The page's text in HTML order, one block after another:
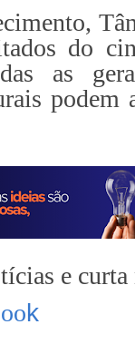
do
as
podem
e curta
k